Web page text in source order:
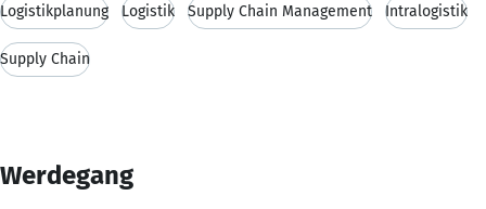
Logistikplanung Logistik Supply Chain Management Intralogistik
Supply Chain
Werdegang